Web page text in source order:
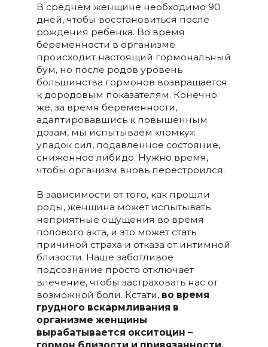
В среднем женщине необходимо 90
дней, чтобы восстановиться после
рождения ребенка. Во время
беременности в организме
происходит настоящий гормональный
бум, но после родов уровень
большинства гормонов возвращается
к дородовым показателям. Конечно
же, за время беременности,
адаптировавшись к повышенным
дозам, мы испытываем «ломку»:
упадок сил, подавленное состояние,
сниженное либидо. Нужно время,
чтобы организм вновь перестроился.
В зависимости от того, как прошли
роды, женщина может испытывать
неприятные ощущения во время
полового акта, и это может стать
причиной страха и отказа от интимной
близости. Наше заботливое
подсознание просто отключает
влечение, чтобы застраховать нас от
возможной боли. Кстати, во время
грудного вскармливания в
организме женщины
вырабатывается окситоцин –
гормон близости и привязанности,